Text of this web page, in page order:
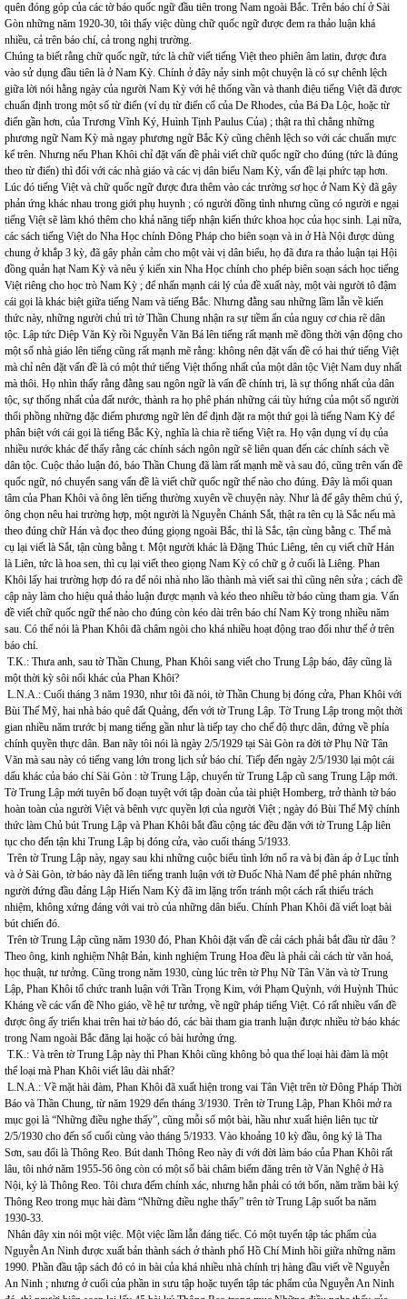
quên đóng góp của các tờ báo quốc ngữ đầu tiên trong Nam ngoài Bắc. Trên báo chí ở Sài
Gòn những năm 1920-30, tôi thấy việc dùng chữ quốc ngữ được đem ra thảo luận khá
nhiều, cả trên báo chí, cả trong nghị trường.
Chúng ta biết rằng chữ quốc ngữ, tức là chữ viết tiếng Việt theo phiên âm latin, được đưa
vào sử dụng đầu tiên là ở Nam Kỳ. Chính ở đây nảy sinh một chuyện là có sự chênh lệch
giữa lời nói hằng ngày của người Nam Kỳ với hệ thống vần và thanh điệu tiếng Việt đã được
chuẩn định trong một số từ điển (ví dụ từ điển cổ của De Rhodes, của Bá Đa Lộc, hoặc từ
điển gần hơn, của Trương Vĩnh Ký, Huình Tịnh Paulus Của) ; thật ra thì chẳng những
phương ngữ Nam Kỳ mà ngay phương ngữ Bắc Kỳ cũng chênh lệch so với các chuẩn mực
kể trên. Nhưng nếu Phan Khôi chỉ đặt vấn đề phải viết chữ quốc ngữ cho đúng (tức là đúng
theo từ điển) thì đối với các nhà giáo và các vị dân biểu Nam Kỳ, vấn đề lại phức tạp hơn.
Lúc đó tiếng Việt và chữ quốc ngữ được đưa thêm vào các trường sơ học ở Nam Kỳ đã gây
phản ứng khác nhau trong giới phụ huynh ; có người đồng tình nhưng cũng có người e ngại
tiếng Việt sẽ làm khó thêm cho khả năng tiếp nhận kiến thức khoa học của học sinh. Lại nữa,
các sách tiếng Việt do Nha Học chính Đông Pháp cho biên soạn và in ở Hà Nội được dùng
chung ở khắp 3 kỳ, đã gây phản cảm cho một vài vị dân biểu, họ đã đưa ra thảo luận tại Hội
đồng quản hạt Nam Kỳ và nêu ý kiến xin Nha Học chính cho phép biên soạn sách học tiếng
Việt riêng cho học trò Nam Kỳ ; để nhấn mạnh cái lý của đề xuất này, một vài người tô đậm
cái gọi là khác biệt giữa tiếng Nam và tiếng Bắc. Nhưng đằng sau những lầm lẫn về kiến
thức này, những người chủ trì tờ Thần Chung nhận ra sự tiềm ẩn của nguy cơ chia rẽ dân
tộc. Lập tức Diệp Văn Kỳ rồi Nguyễn Văn Bá lên tiếng rất mạnh mẽ đồng thời vận động cho
một số nhà giáo lên tiếng cũng rất mạnh mẽ rằng: không nên đặt vấn đề có hai thứ tiếng Việt
mà chỉ nên đặt vấn đề là có một thứ tiếng Việt thống nhất của một dân tộc Việt Nam duy nhất
mà thôi. Họ nhìn thấy rằng đằng sau ngôn ngữ là vấn đề chính trị, là sự thống nhất của dân
tộc, sự thống nhất của đất nước, thành ra họ phê phán những cái tùy hứng của một số người
thổi phồng những đặc điểm phương ngữ lên để định đặt ra một thứ gọi là tiếng Nam Kỳ để
phân biệt với cái gọi là tiếng Bắc Kỳ, nghĩa là chia rẽ tiếng Việt ra. Họ vận dụng ví dụ của
nhiều nước khác để thấy rằng các chính sách ngôn ngữ sẽ liên quan đến các chính sách về
dân tộc. Cuộc thảo luận đó, báo Thần Chung đã làm rất mạnh mẽ và sau đó, cũng trên vấn đề
quốc ngữ, nó chuyển sang vấn đề là viết chữ quốc ngữ thế nào cho đúng. Đây là mối quan
tâm của Phan Khôi và ông lên tiếng thường xuyên về chuyện này. Như là để gây thêm chú ý,
ông chọn nêu hai trường hợp, một người là Nguyễn Chánh Sắt, thật ra tên cụ là Sắc nếu mà
theo đúng chữ Hán và đọc theo đúng giọng ngoài Bắc, thì là Sắc, tận cùng bằng c. Thế mà
cụ lại viết là Sắt, tận cùng bằng t. Một người khác là Đặng Thúc Liêng, tên cụ viết chữ Hán
là Liên, tức là hoa sen, thì cụ lại viết theo giọng Nam Kỳ có chữ g ở cuối là Liêng. Phan
Khôi lấy hai trường hợp đó ra để nói nhà nho lão thành mà viết sai thì cũng nên sửa ; cách đề
cập này làm cho hiệu quả thảo luận được mạnh và kéo theo nhiều tờ báo cùng tham gia. Vấn
đề viết chữ quốc ngữ thế nào cho đúng còn kéo dài trên báo chí Nam Kỳ trong nhiều năm
sau. Có thể nói là Phan Khôi đã châm ngòi cho khá nhiều hoạt động trao đổi như thế ở trên
báo chí.
T.K.: Thưa anh, sau tờ Thần Chung, Phan Khôi sang viết cho Trung Lập báo, đây cũng là
một thời kỳ sôi nổi khác của Phan Khôi?
L.N.A.: Cuối tháng 3 năm 1930, như tôi đã nói, tờ Thần Chung bị đóng cửa, Phan Khôi với
Bùi Thế Mỹ, hai nhà báo quê đất Quảng, đến với tờ Trung Lập. Tờ Trung Lập trong một thời
gian nhiều năm trước bị mang tiếng gần như là tiếp tay cho chế độ thực dân, đứng về phía
chính quyền thực dân. Ban nãy tôi nói là ngày 2/5/1929 tại Sài Gòn ra đời tờ Phụ Nữ Tân
Văn mà sau này có tiếng vang lớn trong lịch sử báo chí. Tiếp đến ngày 2/5/1930 lại một cái
dấu khác của báo chí Sài Gòn : tờ Trung Lập, chuyển từ Trung Lập cũ sang Trung Lập mới.
Tờ Trung Lập mới tuyên bố đoạn tuyệt với tập đoàn của tài phiệt Homberg, trở thành tờ báo
hoàn toàn của người Việt và bênh vực quyền lợi của người Việt ; ngày đó Bùi Thế Mỹ chính
thức làm Chủ bút Trung Lập và Phan Khôi bắt đầu cộng tác đều đặn với tờ Trung Lập liên
tục cho đến tận khi Trung Lập bị đóng cửa, vào cuối tháng 5/1933.
Trên tờ Trung Lập này, ngay sau khi những cuộc biểu tình lớn nổ ra và bị đàn áp ở Lục tỉnh
và ở Sài Gòn, tờ báo này đã lên tiếng tranh luận với tờ Đuốc Nhà Nam để phê phán những
người đứng đầu đảng Lập Hiến Nam Kỳ đã im lặng trốn tránh một cách rất thiếu trách
nhiệm, không xứng đáng với vai trò của những dân biểu. Chính Phan Khôi đã viết loạt bài
bút chiến đó.
Trên tờ Trung Lập cũng năm 1930 đó, Phan Khôi đặt vấn đề cải cách phải bắt đầu từ đâu ?
Theo ông, kinh nghiệm Nhật Bản, kinh nghiệm Trung Hoa đều là phải cải cách từ văn hoá,
học thuật, tư tưởng. Cũng trong năm 1930, cùng lúc trên tờ Phụ Nữ Tân Văn và tờ Trung
Lập, Phan Khôi tổ chức tranh luận với Trần Trọng Kim, với Phạm Quỳnh, với Huỳnh Thúc
Kháng về các vấn đề Nho giáo, về hệ tư tưởng, về ngữ pháp tiếng Việt. Có rất nhiều vấn đề
được ông ấy triển khai trên hai tờ báo đó, các bài tham gia tranh luận được nhiều tờ báo khác
trong Nam ngoài Bắc đăng lại hoặc có bài hưởng ứng.
T.K.: Và trên tờ Trung Lập này thì Phan Khôi cũng không bỏ qua thể loại hài đàm là một
thể loại mà Phan Khôi viết lâu dài nhất?
L.N.A.: Về mặt hài đàm, Phan Khôi đã xuất hiện trong vai Tân Việt trên tờ Đông Pháp Thời
Báo và Thần Chung, từ năm 1929 đến tháng 3/1930. Trên tờ Trung Lập, Phan Khôi mở ra
mục gọi là “Những điều nghe thấy”, cũng mỗi số một bài, hầu như xuất hiện liên tục từ
2/5/1930 cho đến số cuối cùng vào tháng 5/1933. Vào khoảng 10 kỳ đầu, ông ký là Tha
Sơn, sau đổi là Thông Reo. Bút danh Thông Reo này đi với đời làm báo của Phan Khôi rất
lâu, tôi nhớ năm 1955-56 ông còn có một số bài châm biếm đăng trên tờ Văn Nghệ ở Hà
Nội, ký là Thông Reo. Tôi chưa đếm chính xác, nhưng hẳn phải có tới bốn, năm trăm bài ký
Thông Reo trong mục hài đàm “Những điều nghe thấy” trên tờ Trung Lập suốt ba năm
1930-33.
Nhân đây xin nói một việc. Một việc lầm lẫn đáng tiếc. Có một tuyển tập tác phẩm của
Nguyễn An Ninh được xuất bản thành sách ở thành phố Hồ Chí Minh hồi giữa những năm
1990. Phần đầu tập sách đó có in bài của khá nhiều nhà chính trị hàng đầu viết về Nguyễn
An Ninh ; nhưng ở cuối của phần in sưu tập hoặc tuyển tập tác phẩm của Nguyễn An Ninh